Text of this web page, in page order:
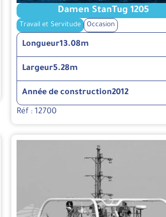
Damen StanTug 1205
Travail et Servitude Occasion
Longueur13.08m
Largeur5.28m
Année de construction2012
Réf : 12700